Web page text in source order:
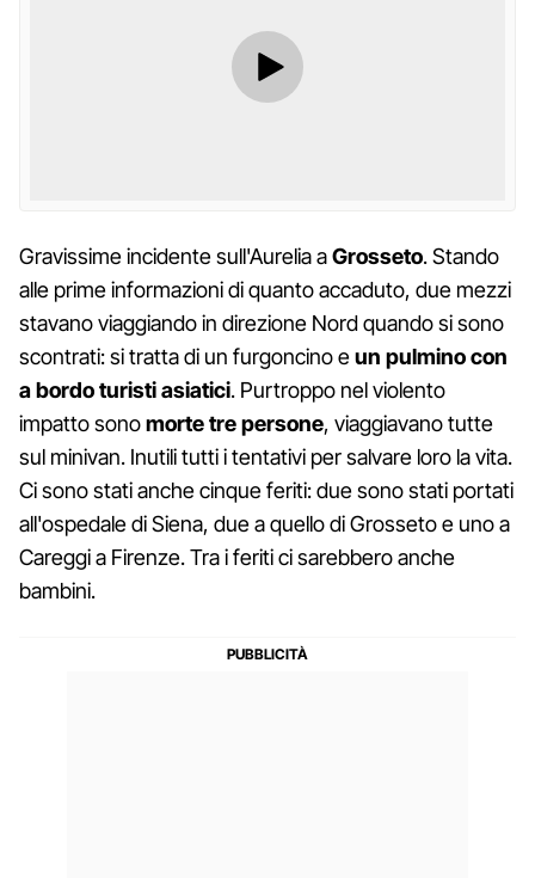
Gravissime incidente sull'Aurelia aGrosseto. Stando
alle prime informazioni di quanto accaduto, due mezzi
stavano viaggiando in direzione Nord quando si sono
scontrati: si tratta di un furgoncino eun pulmino con
a bordo turisti asiatici. Purtroppo nel violento
impatto sonomorte tre persone, viaggiavano tutte
sul minivan. Inutili tutti i tentativi per salvare loro la vita.
Ci sono stati anche cinque feriti: due sono stati portati
all'ospedale di Siena, due a quello di Grosseto e uno a
Careggi a Firenze. Tra i feriti ci sarebbero anche
bambini.